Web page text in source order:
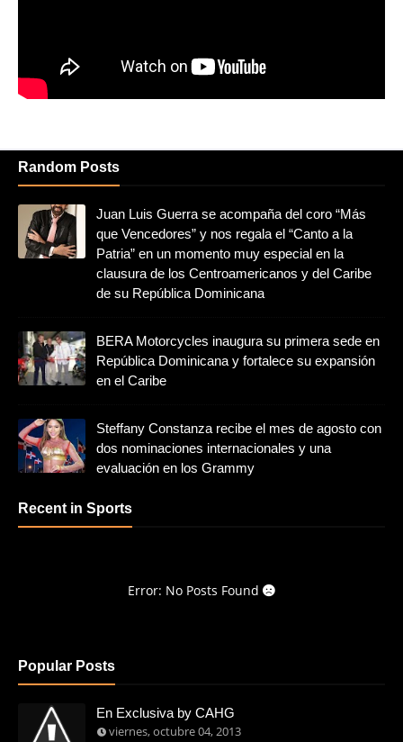
Random Posts
Juan Luis Guerra se acompaña del coro “Más
que Vencedores” y nos regala el “Canto a la
Patria” en un momento muy especial en la
clausura de los Centroamericanos y del Caribe
de su República Dominicana
BERA Motorcycles inaugura su primera sede en
República Dominicana y fortalece su expansión
en el Caribe
Steffany Constanza recibe el mes de agosto con
dos nominaciones internacionales y una
evaluación en los Grammy
Recent in Sports
Error: No Posts Found
Popular Posts
En Exclusiva by CAHG
viernes, octubre 04, 2013